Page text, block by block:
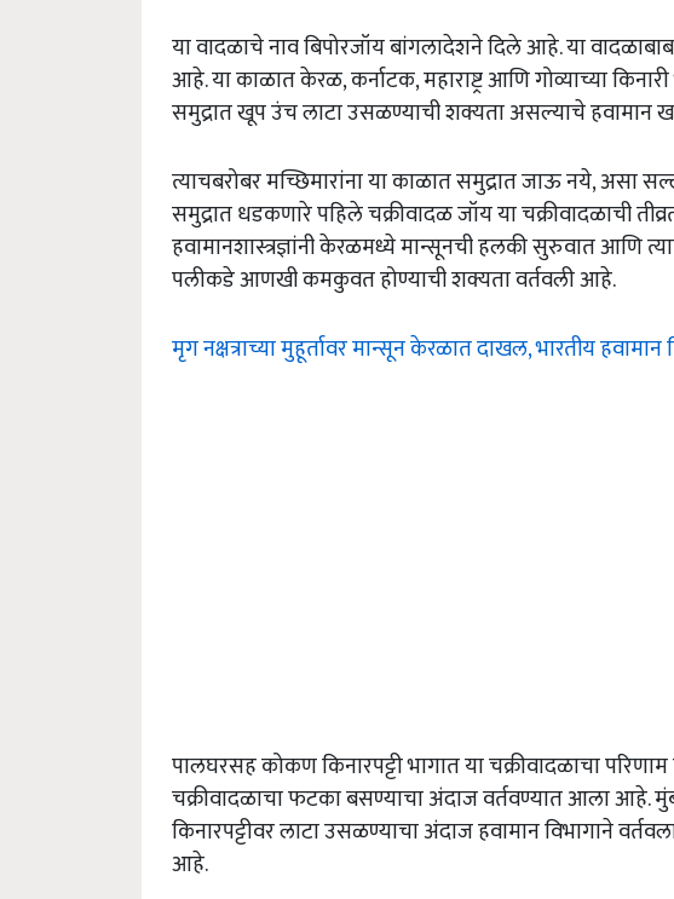
या वादळाचे नाव बिपोरजॉय बांगलादेशने दिले आहे. या
आहे. या काळात केरळ, कर्नाटक, महाराष्ट्र आणि गोव्याच्या
समुद्रात खूप उंच लाटा उसळण्याची शक्यता असल्याचे हवामान
त्याचबरोबर मच्छिमारांना या काळात समुद्रात जाऊ नये, असा
समुद्रात धडकणारे पहिले चक्रीवादळ जॉय या चक्रीवादळाची
हवामानशास्त्रज्ञांनी केरळमध्ये मान्सूनची हलकी सुरुवात आणि
पलीकडे आणखी कमकुवत होण्याची शक्यता वर्तवली आहे.
मृग नक्षत्राच्या मुहूर्तावर मान्सून केरळात दाखल, भारतीय हवामान
पालघरसह कोकण किनारपट्टी भागात या चक्रीवादळाचा
चक्रीवादळाचा फटका बसण्याचा अंदाज वर्तवण्यात आला आहे.
किनारपट्टीवर लाटा उसळण्याचा अंदाज हवामान विभागाने
आहे.